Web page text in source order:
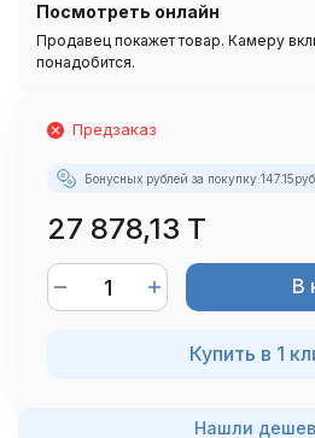
Посмотреть онлайн
Продавец покажет товар. Камеру
понадобится.
Предзаказ
Бонусных рублей за покупку:147.15руб.
27 878,13 T
В
Купить в 1